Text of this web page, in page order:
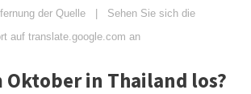
der Quelle | Sehen Sie sich die
auf translate.google.com an
Oktober in Thailand los?